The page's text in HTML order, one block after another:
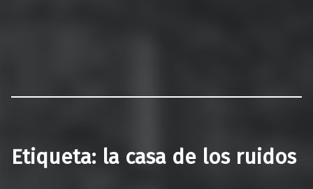
Etiqueta: la casa de los ruidos